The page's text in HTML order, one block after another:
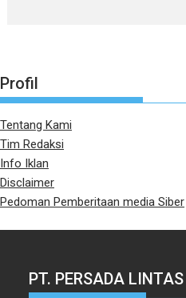
Profil
Tentang Kami
Tim Redaksi
Info Iklan
Disclaimer
Pedoman Pemberitaan media Siber
PT. PERSADA